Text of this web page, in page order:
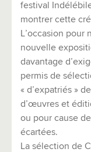
festival
montrer cette
L’occasion pour
nouvelle
davantage
permis de
« d’expatriés »
d’œuvres et
ou pour cause
écartées.
La sélection de